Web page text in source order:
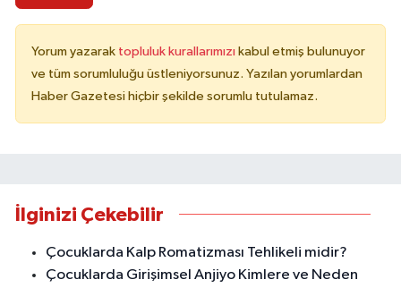
Yorum yazarak topluluk kurallarımızı kabul etmiş bulunuyor
ve tüm sorumluluğu üstleniyorsunuz. Yazılan yorumlardan
Haber Gazetesi hiçbir şekilde sorumlu tutulamaz.
İlginizi Çekebilir
Çocuklarda Kalp Romatizması Tehlikeli midir?
Çocuklarda Girişimsel Anjiyo Kimlere ve Neden